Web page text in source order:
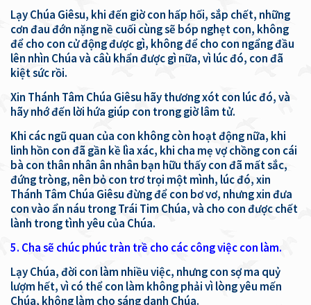
Lạy Chúa Giêsu, khi đến giờ con hấp hối, sắp chết, những
cơn đau đớn nặng nề cuối cùng sẽ bóp nghẹt con, không
để cho con cử động được gì, không để cho con ngẩng đầu
lên nhìn Chúa và câù khẩn được gì nữa, vì lúc đó, con đã
kiệt sức rồi.
Xin Thánh Tâm Chúa Giêsu hãy thương xót con lúc đó, và
hãy nhớ đến lời hứa giúp con trong giờ lâm tử.
Khi các ngũ quan của con không còn hoạt động nữa, khi
linh hồn con đã gần kề lìa xác, khi cha mẹ vợ chồng con cái
bà con thân nhân ân nhân bạn hữu thấy con đã mất sắc,
đứng tròng, nên bỏ con trơ trọi một mình, lúc đó, xin
Thánh Tâm Chúa Giêsu đừng để con bơ vơ, nhưng xin đưa
con vào ẩn náu trong Trái Tim Chúa, và cho con được chết
lành trong tình yêu của Chúa.
5. Cha sẽ chúc phúc tràn trề cho các công việc con làm.
Lạy Chúa, đời con làm nhiều việc, nhưng con sợ ma quỷ
lượm hết, vì có thể con làm không phải vì lòng yêu mến
Chúa, không làm cho sáng danh Chúa.